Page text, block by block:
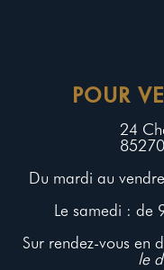
POUR
24
Du mardi au
Le samedi : de
Sur rendez-vous en
le